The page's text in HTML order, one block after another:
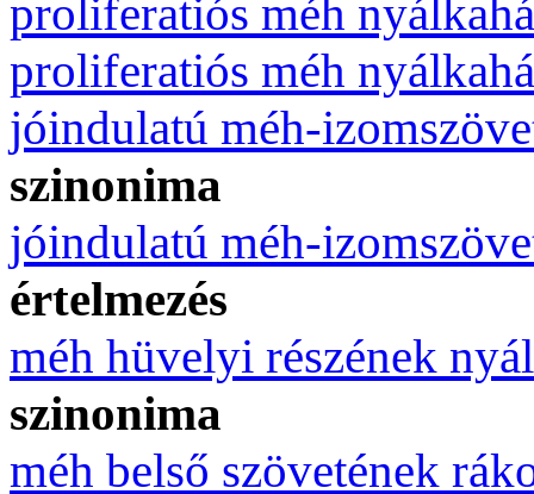
proliferatiós méh
proliferatiós méh
jóindulatú méh-
szinonima
jóindulatú méh-
értelmezés
méh hüvelyi részének
szinonima
méh belső szövetének